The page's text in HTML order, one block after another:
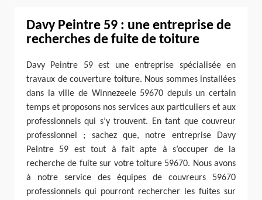
Davy Peintre 59 : une entreprise de
recherches de fuite de toiture
Davy Peintre 59 est une entreprise spécialisée en
travaux de couverture toiture. Nous sommes installées
dans la ville de Winnezeele 59670 depuis un certain
temps et proposons nos services aux particuliers et aux
professionnels qui s’y trouvent. En tant que couvreur
professionnel ; sachez que, notre entreprise Davy
Peintre 59 est tout à fait apte à s’occuper de la
recherche de fuite sur votre toiture 59670. Nous avons
à notre service des équipes de couvreurs 59670
professionnels qui pourront rechercher les fuites sur